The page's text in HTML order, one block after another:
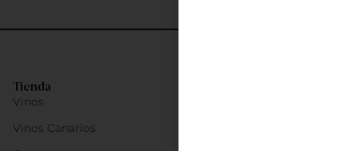
Tienda
Vinos
Vinos Canarios